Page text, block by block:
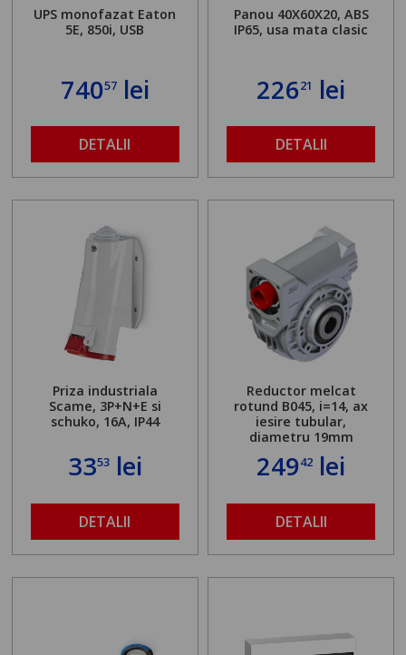
UPS monofazat Eaton
5E, 850i, USB
74057lei
DETALII
Panou 40X60X20, ABS
IP65, usa mata clasic
22621 lei
DETALII
Priza industriala
Scame, 3P+N+E si
schuko, 16A, IP44
3353lei
DETALII
Reductor melcat
rotund B045, i=14, ax
iesire tubular,
diametru 19mm
24942 lei
DETALII